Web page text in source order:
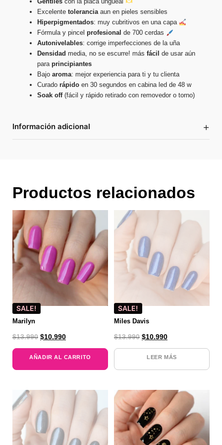
Excelente toleranciaaun en pieles sensibles
Hiperpigmentados: muy cubritivos en una capa
Fórmula y pincel profesional de 700 cerdas
Autonivelables: corrige imperfecciones de la uña
Densidad media, no se escurre! más fácil de usar aún
para principiantes
Bajo aroma: mejor experiencia para ti y tu clienta
Curado rápido en 30 segundos en cabina led de 48 w
Soak off(fácil y rápido retirado con removedor o torno)
Información adicional +
Productos relacionados
SALE!
Marilyn
$13.990 $10.990
AÑADIR AL CARRITO
SALE!
Miles Davis
$13.990 $10.990
LEER MÁS